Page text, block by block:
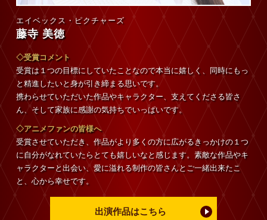
エイベックス・ピクチャーズ
藤寺 美徳
◇受賞コメント
受賞は１つの目標にしていたことなので本当に嬉しく、同時にもっ
と精進したいと身が引き締まる思いです。
携わらせていただいた作品やキャラクター、支えてくださる皆さ
ん、そして家族に感謝の気持ちでいっぱいです。
◇アニメファンの皆様へ
受賞させていただき、作品がより多くの方に広がるきっかけの１つ
に自分がなれていたらとても嬉しいなと感じます。素敵な作品やキ
ャラクターと出会い、愛に溢れる制作の皆さんとご一緒出来たこ
と、心から幸せです。
出演作品はこちら